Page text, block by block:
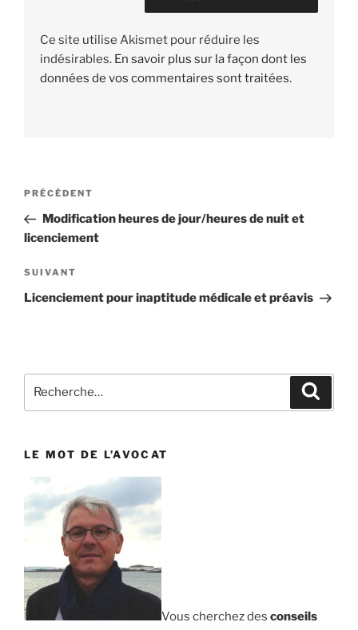
Ce site utilise Akismet pour réduire les
indésirables. En savoir plus sur la façon dont les
données de vos commentaires sont traitées.
Navigation
l’article
Article
précédent
PRÉCÉDENT
Modification heures de jour/heures de nuit et
licenciement
Article
suivant
SUIVANT
Licenciement pour inaptitude médicale et préavis
Recherche
LE MOT DE L’AVOCAT
Vous cherchez des conseils